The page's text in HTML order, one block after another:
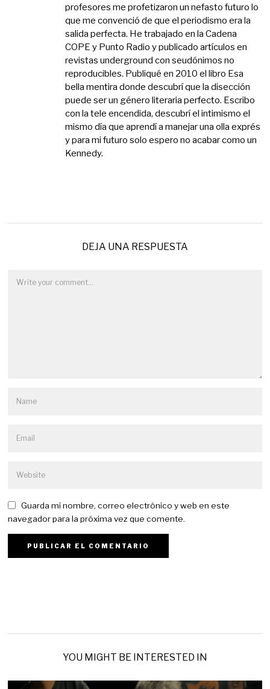
profesores me profetizaron un nefasto futuro lo
que me convenció de que el periodismo era la
salida perfecta. He trabajado en la Cadena
COPE y Punto Radio y publicado artículos en
revistas underground con seudónimos no
reproducibles. Publiqué en 2010 el libro Esa
bella mentira donde descubrí que la disección
puede ser un género literaria perfecto. Escribo
con la tele encendida, descubrí el intimismo el
mismo día que aprendí a manejar una olla exprés
y para mi futuro solo espero no acabar como un
Kennedy.
DEJA UNA RESPUESTA
Guarda mi nombre, correo electrónico y web en este
navegador para la próxima vez que comente.
YOU MIGHT BE INTERESTED IN